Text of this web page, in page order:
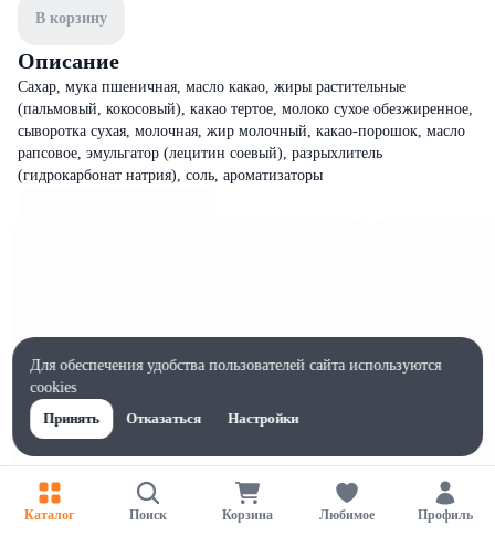
В корзину
Описание
Сахар, мука пшеничная, масло какао, жиры растительные
(пальмовый, кокосовый), какао тертое, молоко сухое обезжиренное,
сыворотка сухая, молочная, жир молочный, какао-порошок, масло
рапсовое, эмульгатор (лецитин соевый), разрыхлитель
(гидрокарбонат натрия), соль, ароматизаторы
Каталог Поиск Корзина Любимое Профиль
Для обеспечения удобства пользователей сайта используются
cookies
Принять
Отказаться Настройки